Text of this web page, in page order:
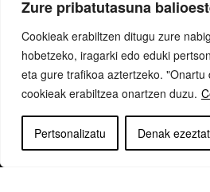
Zure pribatutasuna
Cookieak erabiltzen ditugu zure
hobetzeko, iragarki edo eduki
eta gure trafikoa aztertzeko. "Onartu
cookieak erabiltzea onartzen duzu.
Pertsonalizatu Denak
HARPIDETZAK